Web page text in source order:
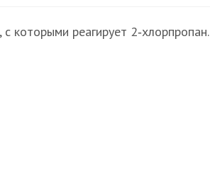
которыми реагирует 2‑хлорпропан.